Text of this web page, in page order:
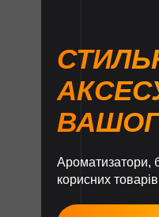
Ароматизатори,
корисних